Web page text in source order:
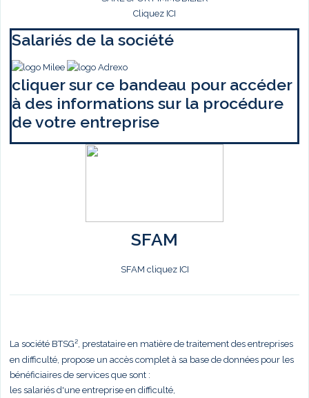
Cliquez ICI
Salariés de la société
cliquer sur ce bandeau pour accéder
à des informations sur la procédure
de votre entreprise
SFAM
SFAM cliquez ICI
La société BTSG², prestataire en matière de traitement des entreprises
en difficulté, propose un accès complet à sa base de données pour les
bénéficiaires de services que sont :
les salariés d'une entreprise en difficulté,